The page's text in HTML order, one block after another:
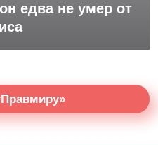
едва не умер от